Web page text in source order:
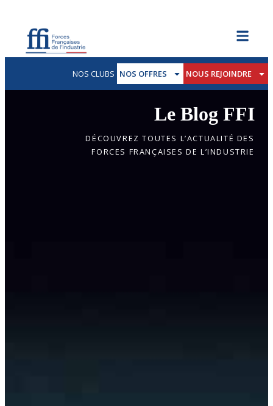
NOS CLUBS NOS OFFRES NOUS REJOINDRE
Le Blog FFI
DÉCOUVREZ TOUTES L’ACTUALITÉ DES
FORCES FRANÇAISES DE L’INDUSTRIE